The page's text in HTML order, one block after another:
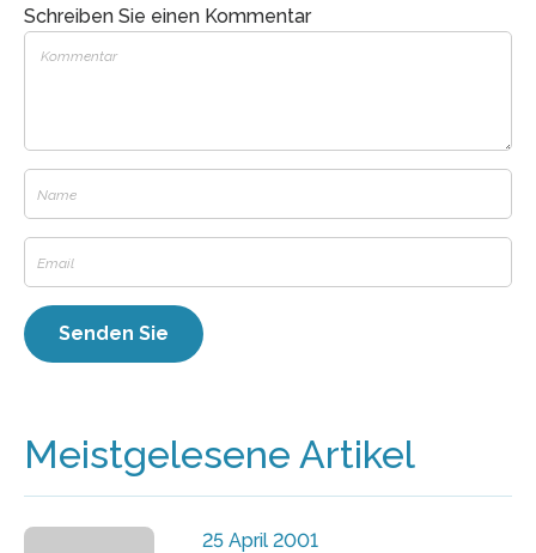
Schreiben Sie einen Kommentar
Meistgelesene Artikel
25 April 2001